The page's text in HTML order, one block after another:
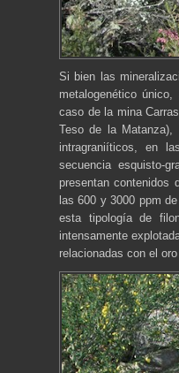
Si bien las
metalogenético
caso de la mina
Teso de la Matanza),
intragraniíticos, en
secuencia esquisto-
presentan contenidos
las 600 y 3000 ppm
esta tipología de
intensamente
relacionadas con el